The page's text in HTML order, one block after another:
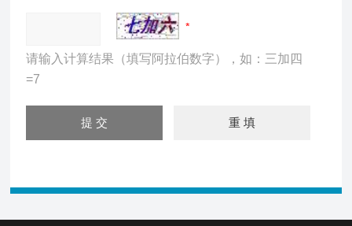
请输入计算结果（填写阿拉伯数字），如：三加四
=7